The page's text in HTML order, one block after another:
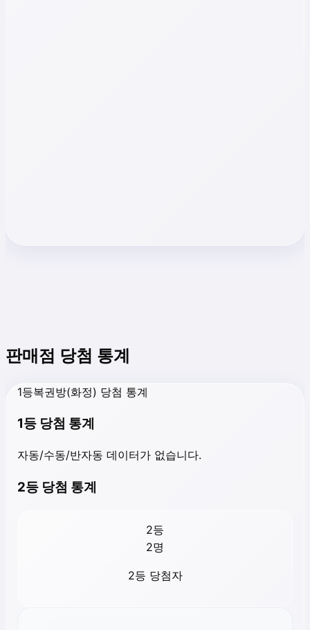
판매점 당첨 통계
1등복권방(화정) 당첨 통계
1등 당첨 통계
자동/수동/반자동 데이터가 없습니다.
2등 당첨 통계
2등
2명
2등 당첨자